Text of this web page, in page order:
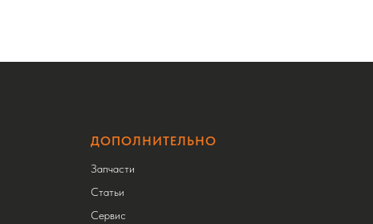
Запчасти
Статьи
Сервис
ДОПОЛНИТЕЛЬНО